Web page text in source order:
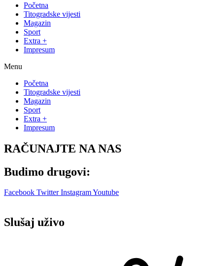
Početna
Titogradske vijesti
Magazin
Sport
Extra +
Impresum
Menu
Početna
Titogradske vijesti
Magazin
Sport
Extra +
Impresum
RAČUNAJTE NA NAS
Budimo drugovi:
Facebook Twitter InstagramYoutube
Slušaj uživo